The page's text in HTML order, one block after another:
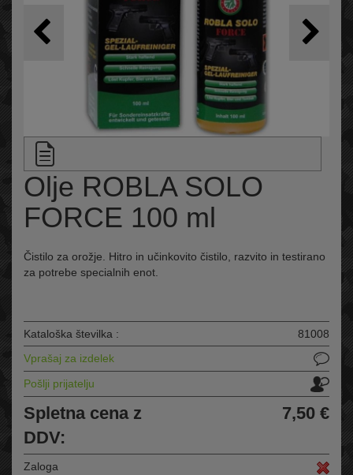
Olje ROBLA SOLO
FORCE 100 ml
Čistilo za orožje. Hitro in učinkovito čistilo, razvito in testirano
za potrebe specialnih enot.
Kataloška številka :
81008
Vprašaj za izdelek
Pošlji prijatelju
Spletna cena z
DDV:
7,50 €
Zaloga